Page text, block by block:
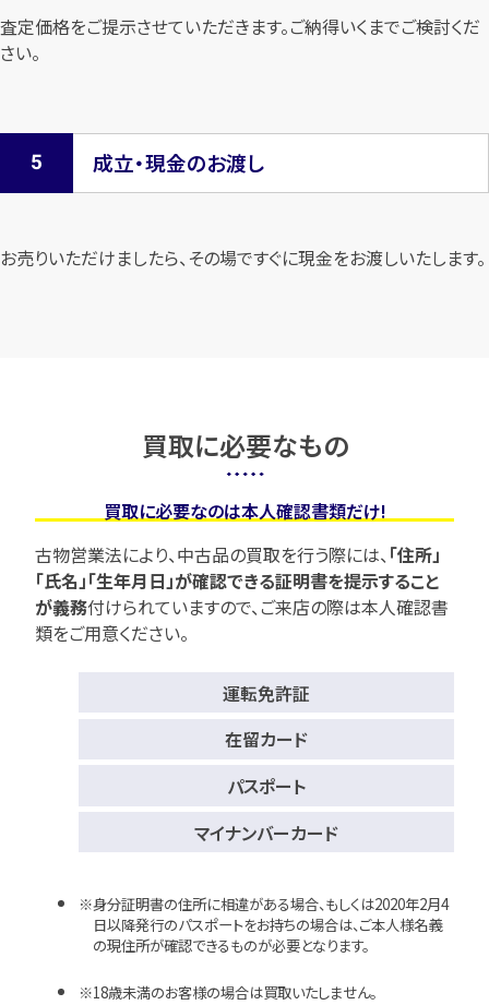
査定価格をご提示させていただきます。ご納得いくまでご検討くだ
さい。
成立・現金のお渡し
お売りいただけましたら、その場ですぐに現金をお渡しいたします。
買取に必要なもの
買取に必要なのは本人確認書類だけ!
古物営業法により、中古品の買取を行う際には、「住所」
「氏名」「生年月日」が確認できる証明書を提示すること
が義務付けられていますので、ご来店の際は本人確認書
類をご用意ください。
運転免許証
在留カード
パスポート
マイナンバーカード
身分証明書の住所に相違がある場合、もしくは2020年2月4
日以降発行のパスポートをお持ちの場合は、ご本人様名義
の現住所が確認できるものが必要となります。
18歳未満のお客様の場合は買取いたしません。